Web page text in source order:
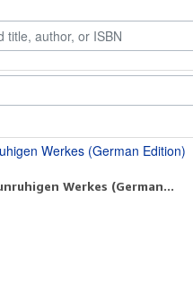
Werkes (German Edition)
Werkes (German...